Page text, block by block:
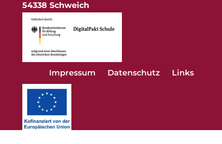
54338 Schweich
Impressum Datenschutz Links